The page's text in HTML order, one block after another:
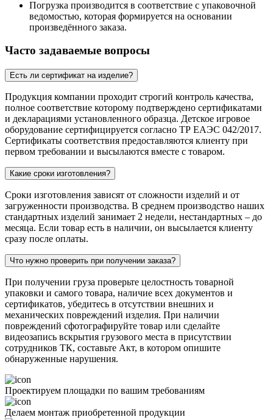
Погрузка производится в соответствие с упаковочной
ведомостью, которая формируется на основании
произведённого заказа.
Часто задаваемые вопросы
Есть ли сертификат на изделие?
Продукция компании проходит строгий контроль качества,
полное соответствие которому подтверждено сертификатами
и декларациями установленного образца. Детское игровое
оборудование сертифицируется согласно ТР ЕАЭС 042/2017.
Сертификаты соответствия предоставляются клиенту при
первом требовании и высылаются вместе с товаром.
Какие сроки изготовления?
Сроки изготовления зависят от сложности изделий и от
загруженности производства. В среднем производство наших
стандартных изделий занимает 2 недели, нестандартных – до
месяца. Если товар есть в наличии, он высылается клиенту
сразу после оплаты.
Что нужно проверить при получении заказа?
При получении груза проверьте целостность товарной
упаковки и самого товара, наличие всех документов и
сертификатов, убедитесь в отсутствии внешних и
механических повреждений изделия. При наличии
повреждений сфотографируйте товар или сделайте
видеозапись вскрытия грузового места в присутствии
сотрудников ТК, составьте Акт, в котором опишите
обнаруженные нарушения.
Проектируем площадки по вашим требованиям
Делаем монтаж приобретенной продукции